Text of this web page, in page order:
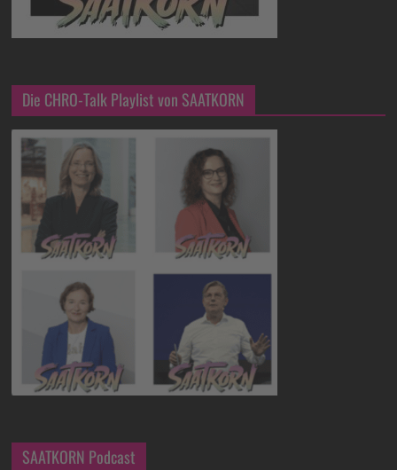
Die CHRO-Talk Playlist von SAATKORN
SAATKORN Podcast